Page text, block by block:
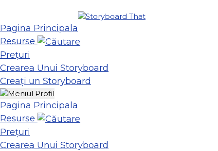
Pagina Principala
Resurse
Prețuri
Crearea Unui Storyboard
Creați un Storyboard
Pagina Principala
Resurse
Prețuri
Crearea Unui Storyboard